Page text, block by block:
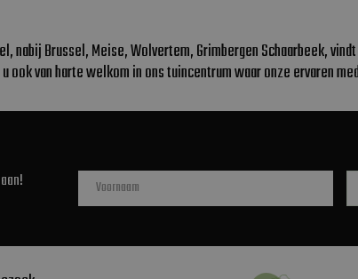
nabij Brussel, Meise, Wolvertem, Grimbergen Schaarbeek,
van harte welkom in ons tuincentrum waar onze ervaren